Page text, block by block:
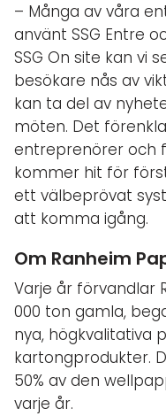
– Många av våra
använt SSG Entre
SSG On site kan vi
besökare nås av
kan ta del av
möten. Det
entreprenörer och
kommer hit för
ett välbeprövat
att komma igång.
Om Ranheim
Varje år förvandlar
000 ton gamla,
nya, högkvalitativa
kartongprodukter.
50% av den
varje år.